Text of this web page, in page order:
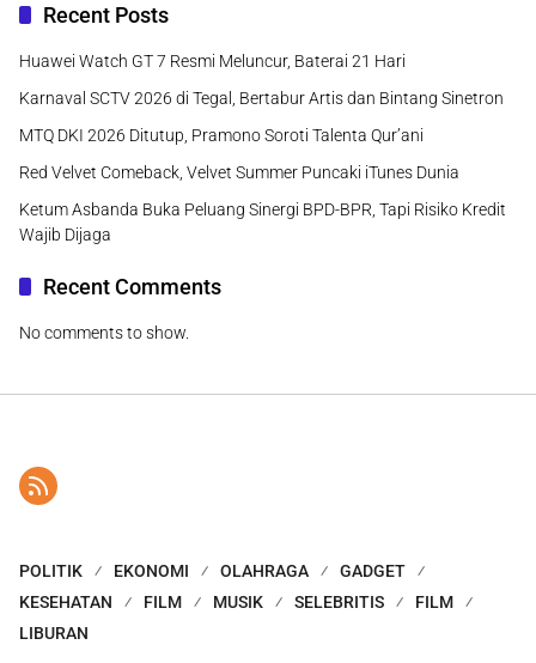
Recent Posts
Huawei Watch GT 7 Resmi Meluncur, Baterai 21 Hari
Karnaval SCTV 2026 di Tegal, Bertabur Artis dan Bintang Sinetron
MTQ DKI 2026 Ditutup, Pramono Soroti Talenta Qur’ani
Red Velvet Comeback, Velvet Summer Puncaki iTunes Dunia
Ketum Asbanda Buka Peluang Sinergi BPD-BPR, Tapi Risiko Kredit
Wajib Dijaga
Recent Comments
No comments to show.
POLITIK EKONOMI OLAHRAGA
GADGET
KESEHATAN
FILM MUSIK SELEBRITIS
FILM
LIBURAN